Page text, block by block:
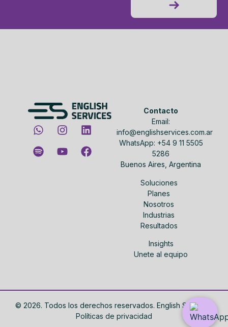
Contacto
Email:
info@englishservices.com.ar
WhatsApp: +54 9 11 5505
5286
Buenos Aires, Argentina
Soluciones
Planes
Nosotros
Industrias
Resultados
Insights
Unete al equipo
© 2026. Todos los derechos reservados. English Services.
Políticas de privacidad